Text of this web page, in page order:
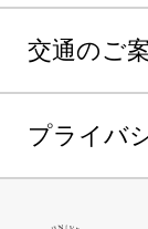
交通のご
プライバ